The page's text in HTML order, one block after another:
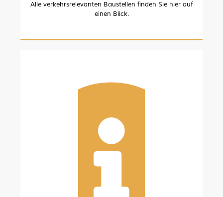
Alle verkehrsrelevanten Baustellen finden Sie hier auf
einen Blick.